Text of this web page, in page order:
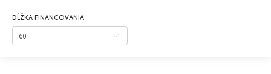
DĹŽKA FINANCOVANIA: